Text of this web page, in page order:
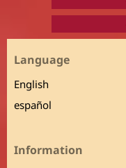
Language
English
español
Information